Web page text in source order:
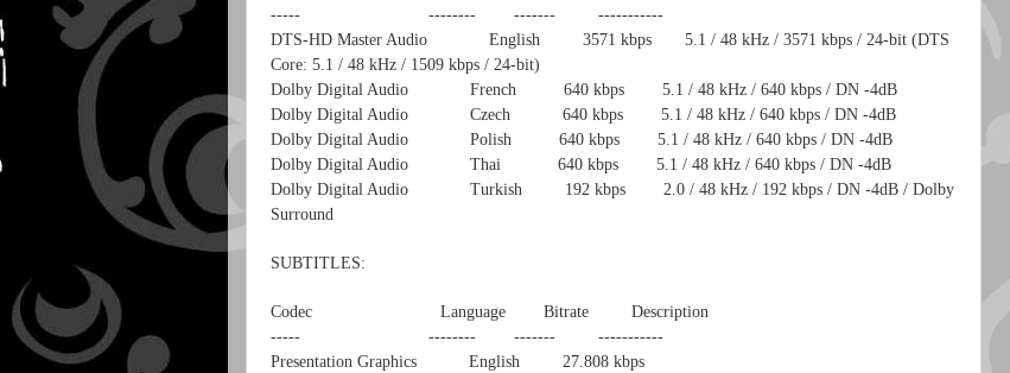
----- -------- ------- -----------
DTS-HD Master Audio English 3571 kbps 5.1 / 48 kHz / 3571 kbps / 24-bit (DTS
Core: 5.1 / 48 kHz / 1509 kbps / 24-bit)
Dolby Digital Audio French 640 kbps 5.1 / 48 kHz / 640 kbps / DN -4dB
Dolby Digital Audio Czech 640 kbps 5.1 / 48 kHz / 640 kbps / DN -4dB
Dolby Digital Audio Polish 640 kbps 5.1 / 48 kHz / 640 kbps / DN -4dB
Dolby Digital Audio Thai 640 kbps 5.1 / 48 kHz / 640 kbps / DN -4dB
Dolby Digital Audio Turkish 192 kbps 2.0 / 48 kHz / 192 kbps / DN -4dB / Dolby
Surround
SUBTITLES:
Codec Language Bitrate Description
----- -------- ------- -----------
Presentation Graphics English 27.808 kbps